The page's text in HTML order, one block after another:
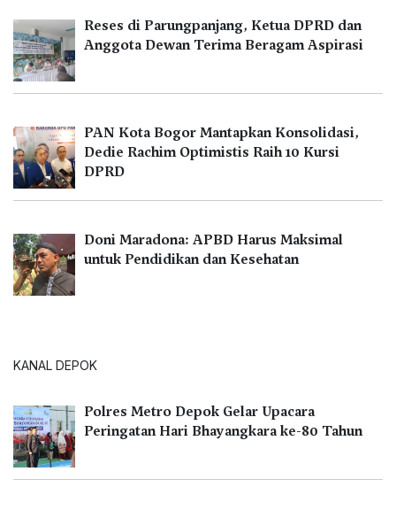
Reses di Parungpanjang, Ketua DPRD dan
Anggota Dewan Terima Beragam Aspirasi
PAN Kota Bogor Mantapkan Konsolidasi,
Dedie Rachim Optimistis Raih 10 Kursi
DPRD
Doni Maradona: APBD Harus Maksimal
untuk Pendidikan dan Kesehatan
KANAL DEPOK
Polres Metro Depok Gelar Upacara
Peringatan Hari Bhayangkara ke-80 Tahun